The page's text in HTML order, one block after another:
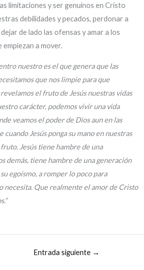
limitaciones y ser genuinos en Cristo
debilidades y pecados, perdonar a
de lado las ofensas y amar a los
empiezan a mover.
nuestro es el que genera que las
que nos limpie para que
el fruto de Jesús nuestras vidas
carácter, podemos vivir una vida
veamos el poder de Dios aun en las
cuando Jesús ponga su mano en nuestras
Jesús tiene hambre de una
demás, tiene hambre de una generación
egoísmo, a romper lo poco para
necesita. Que realmente el amor de Cristo
Entrada siguiente →